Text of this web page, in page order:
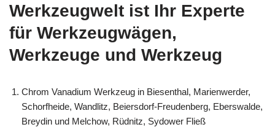
Werkzeugwelt ist Ihr Experte
für Werkzeugwägen,
Werkzeuge und Werkzeug
Chrom Vanadium Werkzeug in Biesenthal, Marienwerder,
Schorfheide, Wandlitz, Beiersdorf-Freudenberg, Eberswalde,
Breydin und Melchow, Rüdnitz, Sydower Fließ